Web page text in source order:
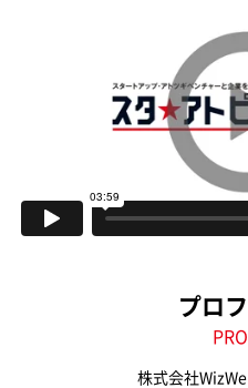
プロ
株式会社WizWe